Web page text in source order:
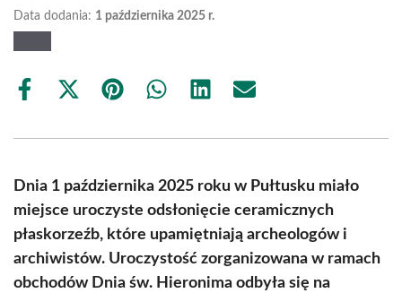
Data dodania: 1 października 2025 r.
Share
Share
(Twitter)
Share Share Share Share
Dnia 1 października 2025 roku w Pułtusku miało
miejsce uroczyste odsłonięcie ceramicznych
płaskorzeźb, które upamiętniają archeologów i
archiwistów. Uroczystość zorganizowana w ramach
obchodów Dnia św. Hieronima odbyła się na